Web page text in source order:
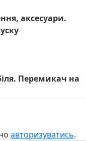
аксесуари.
Перемикач на
авторизуватись.